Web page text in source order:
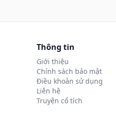
Thông tin
Giới thiệu
Chính sách bảo mật
Điều khoản sử dụng
Liên hệ
Truyện cổ tích